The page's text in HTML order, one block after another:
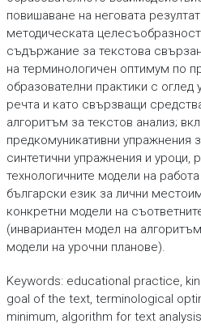
повишаване на неговата
методическата
съдържание за текстова
на терминологичен оптимум по
образователни практики с оглед
речта и като свързващи
алгоритъм за текстов анализ;
предкомуникативни упражнения
синтетични упражнения и уроци,
технологичните модели на
български език за лични
конкретни модели на
(инвариантен модел на
модели на урочни планове).
Keywords: educational practice,
goal of the text, terminological
minimum, algorithm for text